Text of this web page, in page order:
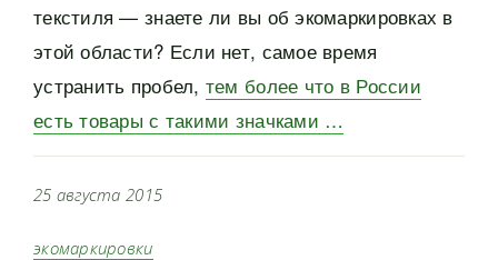
текстиля — знаете ли вы об экомаркировках в
этой области? Если нет, самое время
устранить пробел, тем более что в России
есть товары с такими значками …
25 августа 2015
экомаркировки